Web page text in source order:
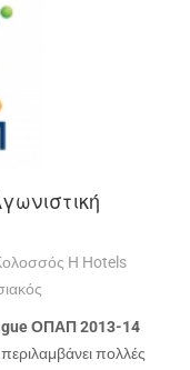
H Hotels
ΟΠΑΠ 2013-14
πολλές